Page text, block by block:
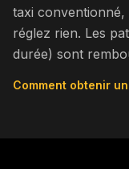
taxi conventionné,
réglez rien. Les
durée) sont
Comment obtenir